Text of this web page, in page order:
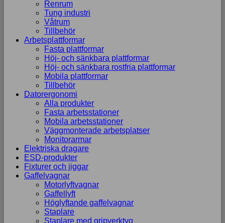
Renrum
Tung industri
Våtrum
Tillbehör
Arbetsplattformar
Fasta plattformar
Höj- och sänkbara plattformar
Höj- och sänkbara rostfria plattformar
Mobila plattformar
Tillbehör
Datorergonomi
Alla produkter
Fasta arbetsstationer
Mobila arbetsstationer
Väggmonterade arbetsplatser
Monitorarmar
Elektriska dragare
ESD-produkter
Fixturer och jiggar
Gaffelvagnar
Motorlyftvagnar
Gaffellyft
Höglyftande gaffelvagnar
Staplare
Staplare med gripverktyg